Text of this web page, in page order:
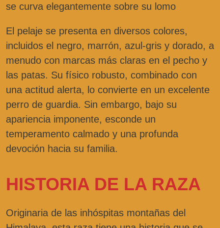
se curva elegantemente sobre su lomo
El pelaje se presenta en diversos colores,
incluidos el negro, marrón, azul-gris y dorado, a
menudo con marcas más claras en el pecho y
las patas. Su físico robusto, combinado con
una actitud alerta, lo convierte en un excelente
perro de guardia. Sin embargo, bajo su
apariencia imponente, esconde un
temperamento calmado y una profunda
devoción hacia su familia.
HISTORIA DE LA RAZA
Originaria de las inhóspitas montañas del